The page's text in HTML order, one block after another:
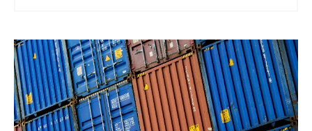
Event
2026
in
Den
Haag